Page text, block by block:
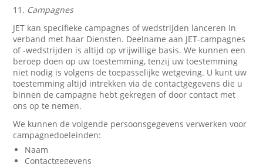
11. Campagnes
JET kan specifieke campagnes of wedstrijden lanceren in
verband met haar Diensten. Deelname aan JET-campagnes
of -wedstrijden is altijd op vrijwillige basis. We kunnen een
beroep doen op uw toestemming, tenzij uw toestemming
niet nodig is volgens de toepasselijke wetgeving. U kunt uw
toestemming altijd intrekken via de contactgegevens die u
binnen de campagne hebt gekregen of door contact met
ons op te nemen.
We kunnen de volgende persoonsgegevens verwerken voor
campagnedoeleinden:
Naam
Contactgegevens